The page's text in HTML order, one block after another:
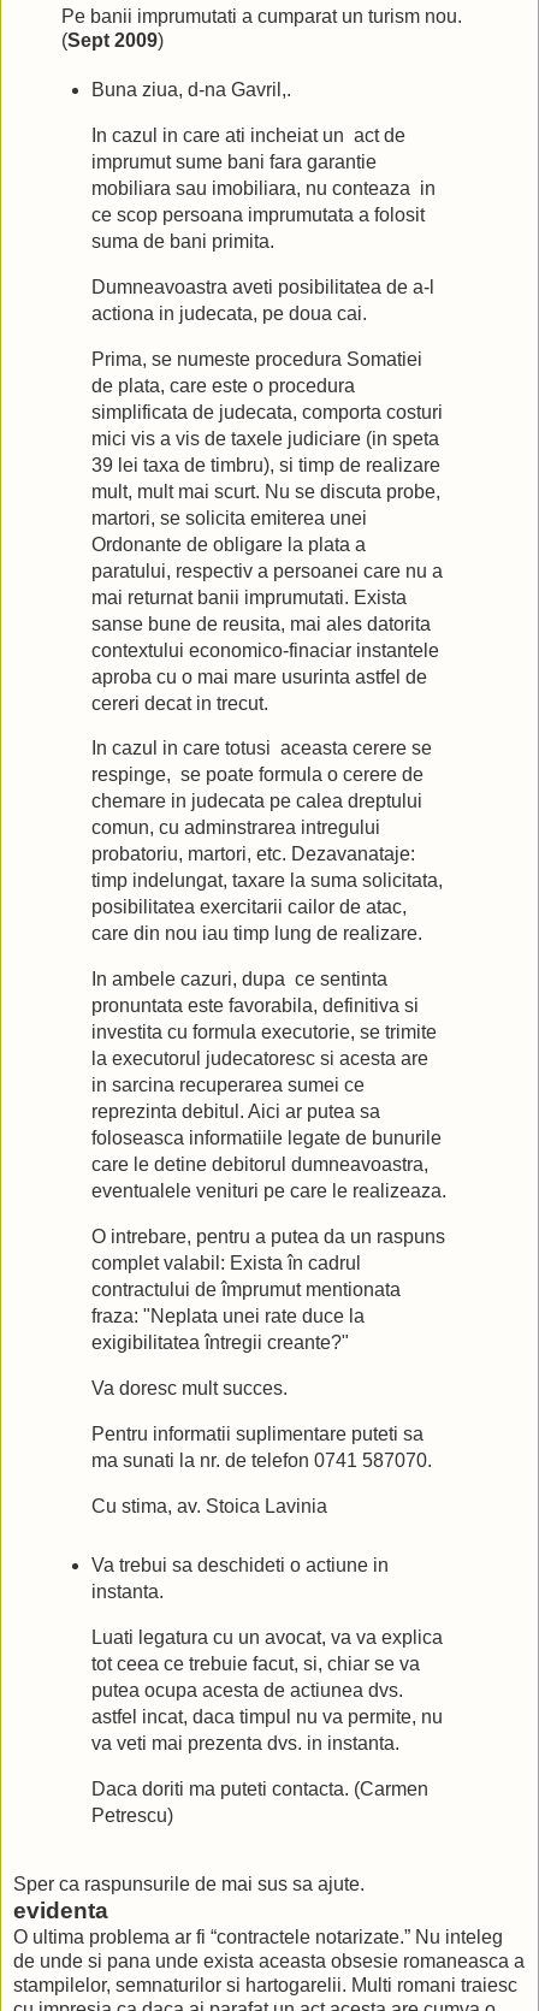
Pe banii imprumutati a cumparat un turism nou.
(Sept 2009)
Buna ziua, d-na Gavril,.
In cazul in care ati incheiat un act de
imprumut sume bani fara garantie
mobiliara sau imobiliara, nu conteaza in
ce scop persoana imprumutata a folosit
suma de bani primita.
Dumneavoastra aveti posibilitatea de a-l
actiona in judecata, pe doua cai.
Prima, se numeste procedura Somatiei
de plata, care este o procedura
simplificata de judecata, comporta costuri
mici vis a vis de taxele judiciare (in speta
39 lei taxa de timbru), si timp de realizare
mult, mult mai scurt. Nu se discuta probe,
martori, se solicita emiterea unei
Ordonante de obligare la plata a
paratului, respectiv a persoanei care nu a
mai returnat banii imprumutati. Exista
sanse bune de reusita, mai ales datorita
contextului economico-finaciar instantele
aproba cu o mai mare usurinta astfel de
cereri decat in trecut.
In cazul in care totusi aceasta cerere se
respinge, se poate formula o cerere de
chemare in judecata pe calea dreptului
comun, cu adminstrarea intregului
probatoriu, martori, etc. Dezavanataje:
timp indelungat, taxare la suma solicitata,
posibilitatea exercitarii cailor de atac,
care din nou iau timp lung de realizare.
In ambele cazuri, dupa ce sentinta
pronuntata este favorabila, definitiva si
investita cu formula executorie, se trimite
la executorul judecatoresc si acesta are
in sarcina recuperarea sumei ce
reprezinta debitul. Aici ar putea sa
foloseasca informatiile legate de bunurile
care le detine debitorul dumneavoastra,
eventualele venituri pe care le realizeaza.
O intrebare, pentru a putea da un raspuns
complet valabil: Exista în cadrul
contractului de împrumut mentionata
fraza: "Neplata unei rate duce la
exigibilitatea întregii creante?"
Va doresc mult succes.
Pentru informatii suplimentare puteti sa
ma sunati la nr. de telefon 0741 587070.
Cu stima, av. Stoica Lavinia
Va trebui sa deschideti o actiune in
instanta.
Luati legatura cu un avocat, va va explica
tot ceea ce trebuie facut, si, chiar se va
putea ocupa acesta de actiunea dvs.
astfel incat, daca timpul nu va permite, nu
va veti mai prezenta dvs. in instanta.
Daca doriti ma puteti contacta. (Carmen
Petrescu)
Sper ca raspunsurile de mai sus sa ajute.
evidenta
O ultima problema ar fi “contractele notarizate.” Nu inteleg
de unde si pana unde exista aceasta obsesie romaneasca a
stampilelor, semnaturilor si hartogarelii. Multi romani traiesc